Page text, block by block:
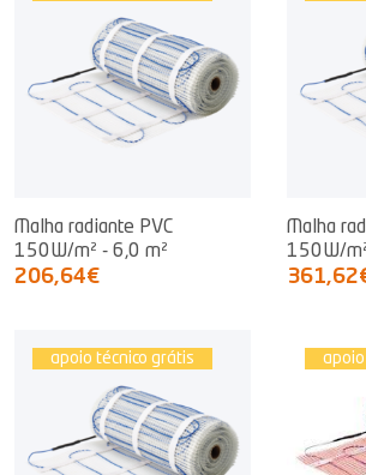
Malha radiante PVC
150W/m² - 6,0 m²
206,64€
Malha
150W/
apoio técnico grátis